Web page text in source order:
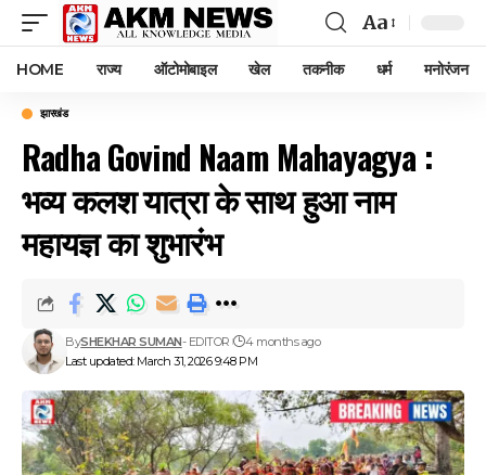
Font
Resizer
Aa
HOME राज्य ऑटोमोबाइल खेल तकनीक धर्म मनोरंजन
झारखंड
Radha Govind Naam Mahayagya :
भव्य कलश यात्रा के साथ हुआ नाम
महायज्ञ का शुभारंभ
Last updated: March 31, 2026 9:48 PM
BySHEKHAR SUMAN- EDITOR 4 months ago